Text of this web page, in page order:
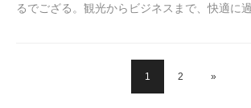
るでござる。観光からビジネスまで、快適に
1 2 »